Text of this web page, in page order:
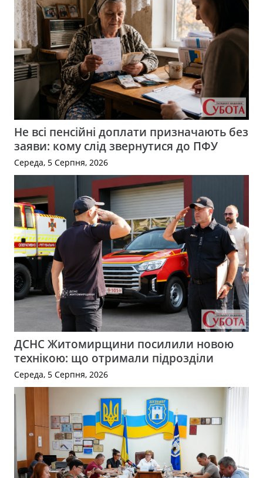
Не всі пенсійні доплати призначають без
заяви: кому слід звернутися до ПФУ
Середа, 5 Серпня, 2026
ДСНС Житомирщини посилили новою
технікою: що отримали підрозділи
Середа, 5 Серпня, 2026